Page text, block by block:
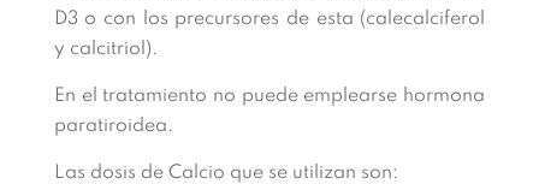
D3 o con los precursores de esta (calecalciferol
y calcitriol).
En el tratamiento no puede emplearse hormona
paratiroidea.
Las dosis de Calcio que se utilizan son: